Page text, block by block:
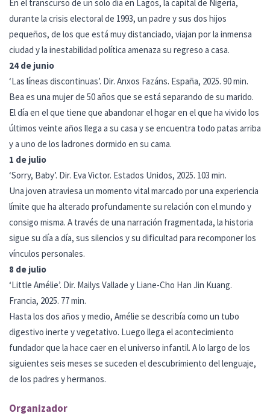
En el transcurso de un solo día en Lagos, la capital de Nigeria,
durante la crisis electoral de 1993, un padre y sus dos hijos
pequeños, de los que está muy distanciado, viajan por la inmensa
ciudad y la inestabilidad política amenaza su regreso a casa.
24 de junio
‘Las líneas discontinuas’. Dir. Anxos Fazáns. España, 2025. 90 min.
Bea es una mujer de 50 años que se está separando de su marido.
El día en el que tiene que abandonar el hogar en el que ha vivido los
últimos veinte años llega a su casa y se encuentra todo patas arriba
y a uno de los ladrones dormido en su cama.
1 de julio
‘Sorry, Baby’. Dir. Eva Victor. Estados Unidos, 2025. 103 min.
Una joven atraviesa un momento vital marcado por una experiencia
límite que ha alterado profundamente su relación con el mundo y
consigo misma. A través de una narración fragmentada, la historia
sigue su día a día, sus silencios y su dificultad para recomponer los
vínculos personales.
8 de julio
‘Little Amélie’. Dir. Mailys Vallade y Liane-Cho Han Jin Kuang.
Francia, 2025. 77 min.
Hasta los dos años y medio, Amélie se describía como un tubo
digestivo inerte y vegetativo. Luego llega el acontecimiento
fundador que la hace caer en el universo infantil. A lo largo de los
siguientes seis meses se suceden el descubrimiento del lenguaje,
de los padres y hermanos.
Organizador